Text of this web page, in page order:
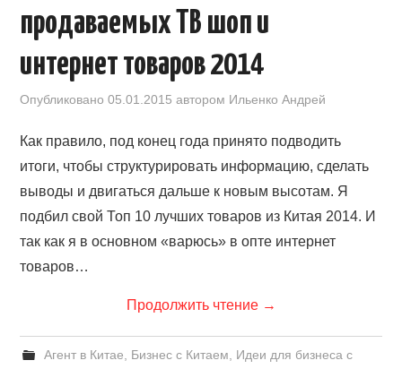
продаваемых ТВ шоп и
интернет товаров 2014
Опубликовано05.01.2015 автором Ильенко Андрей
Как правило, под конец года принято подводить
итоги, чтобы структурировать информацию, сделать
выводы и двигаться дальше к новым высотам. Я
подбил свой Топ 10 лучших товаров из Китая 2014. И
так как я в основном «варюсь» в опте интернет
товаров…
Продолжить чтение →
Агент в Китае Бизнес с Китаем
Идеи для бизнеса с